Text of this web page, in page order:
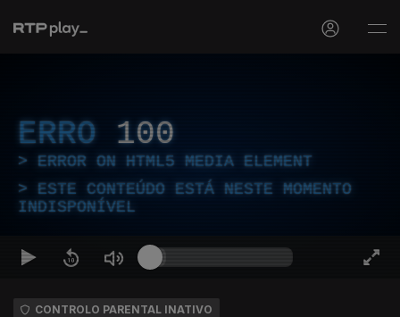
ERRO 100
ERROR ON HTML5 MEDIA ELEMENT
ESTE CONTEÚDO ESTÁ NESTE MOMENTO
INDISPONÍVEL
CONTROLO PARENTAL INATIVO